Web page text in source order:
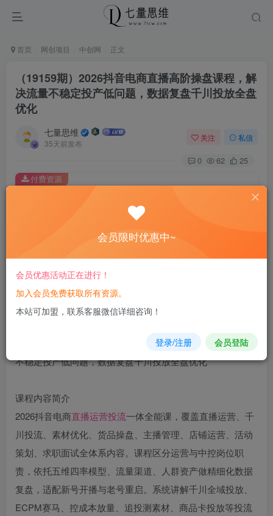
首页 网创项目 中创网 正文
（19159期）2026抖音电商直播高阶操盘课程，解
决流量不稳定投产低问题，数据复盘千川投放全盘
优化
七量思维
35天前发布
关注 私信
0 62 25
此内容为付费资源，请付费后查看
￥8.8
黄金会员免费 钻石会员免费
您当前未登录！建议登陆后购买，可保存购买订单
付费资源
课程内容简介
2026抖音电商直播运营投流一体全能课，覆盖直播运营、千
川投流、素材优化、货品操盘、主播管理、店铺运营、活动
策划、求职面试全体系内容。课程区分运营与中控岗位职
责，依托五维四率模型、流量渠道、人群资产做精细化数据
复盘，适配新号开播与老号重启。系统讲解千川全域投放、
ECPM赛马、控成本放量、追投测素材、商品卡投放等投流
会员限时优惠中~
会员优惠活动正在进行！
加入会员免费获取所有资源。
本站可加盟，联系客服微信详细咨询！
登录/注册 会员登陆